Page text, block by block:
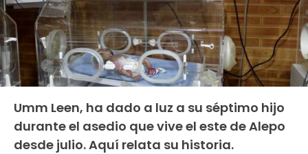
Umm Leen, ha dado a luz a su séptimo hijo
durante el asedio que vive el este de Alepo
desde julio. Aquí relata su historia.